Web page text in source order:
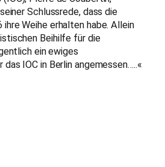
Schlussrede, dass die
Weihe erhalten habe. Allein
Beihilfe für die
ein ewiges
IOC in Berlin angemessen…..«